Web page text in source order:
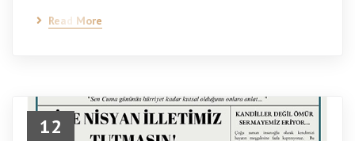
Read More
12